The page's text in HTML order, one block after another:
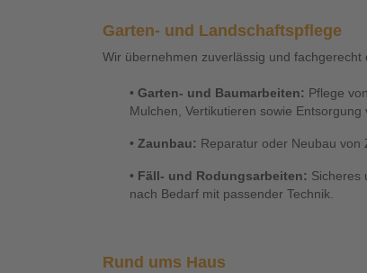
Garten- und Landschaftspflege
Wir übernehmen zuverlässig und
• Garten- und Baumarbeiten: Pflege
Mulchen, Vertikutieren sowie Entsorgung
• Zaunbau: Reparatur oder Neubau von
• Fäll- und Rodungsarbeiten: Sicheres
nach Bedarf mit passender Technik.
Rund ums Haus